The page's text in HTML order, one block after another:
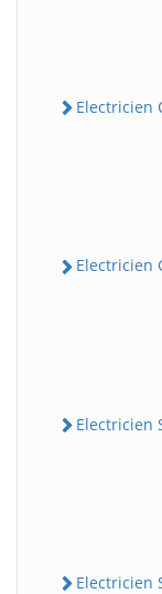
Electricien
Electricien
Electricien
Electricien